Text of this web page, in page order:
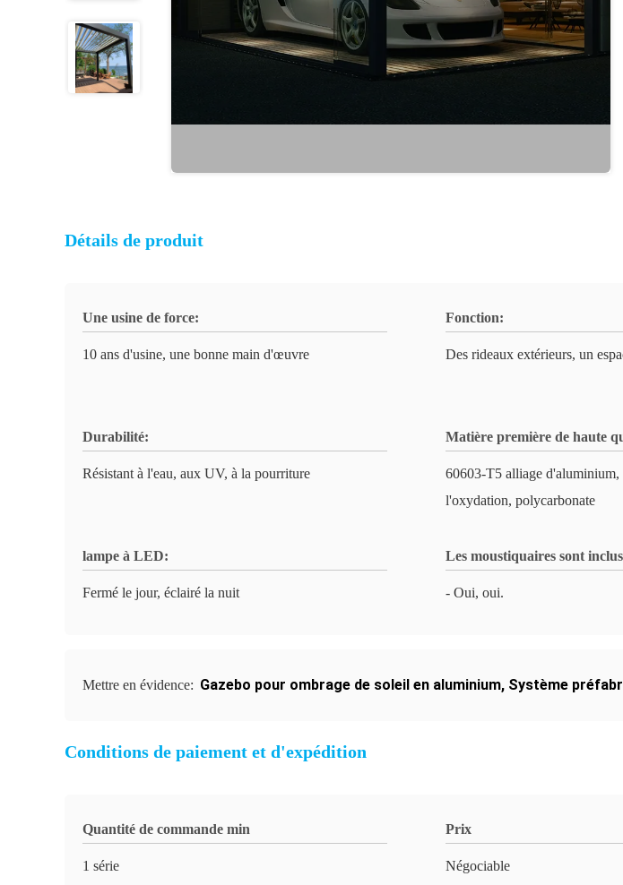
Détails de produit
Une usine de force:
10 ans d'usine, une bonne main d'œuvre
Fonction:
Des rideaux extérieurs, un
Durabilité:
Résistant à l'eau, aux UV, à la pourriture
Matière première de haute
60603-T5 alliage d'aluminium,
l'oxydation, polycarbonate
lampe à LED:
Fermé le jour, éclairé la nuit
Les moustiquaires sont
- Oui, oui.
Mettre en évidence: Gazebo pour ombrage de soleil en aluminium, Système
Conditions de paiement et d'expédition
Quantité de commande min
1 série
Prix
Négociable